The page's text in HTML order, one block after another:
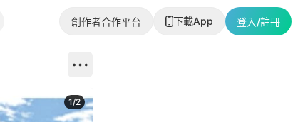
創作者合作平台 下載App 登入/註冊
1/2